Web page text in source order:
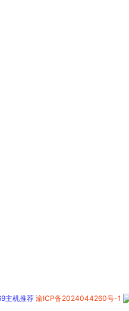
主机推荐渝ICP备2024044260号-1